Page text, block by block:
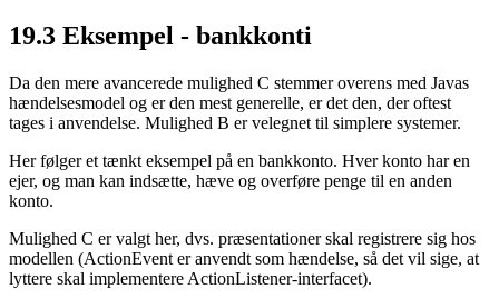
19.3 Eksempel - bankkonti
Da den mere avancerede mulighed C stemmer overens med Javas
hændelsesmodel og er den mest generelle, er det den, der oftest
tages i anvendelse. Mulighed B er velegnet til simplere systemer.
Her følger et tænkt eksempel på en bankkonto. Hver konto har en
ejer, og man kan indsætte, hæve og overføre penge til en anden
konto.
Mulighed C er valgt her, dvs. præsentationer skal registrere sig hos
modellen (ActionEvent er anvendt som hændelse, så det vil sige, at
lyttere skal implementere ActionListener-interfacet).